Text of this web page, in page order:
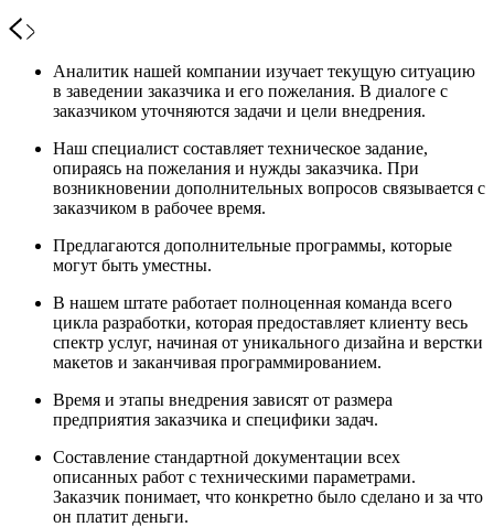
Аналитик нашей компании изучает текущую ситуацию
в заведении заказчика и его пожелания. В диалоге с
заказчиком уточняются задачи и цели внедрения.
Наш специалист составляет техническое задание,
опираясь на пожелания и нужды заказчика. При
возникновении дополнительных вопросов связывается с
заказчиком в рабочее время.
Предлагаются дополнительные программы, которые
могут быть уместны.
В нашем штате работает полноценная команда всего
цикла разработки, которая предоставляет клиенту весь
спектр услуг, начиная от уникального дизайна и верстки
макетов и заканчивая программированием.
Время и этапы внедрения зависят от размера
предприятия заказчика и специфики задач.
Составление стандартной документации всех
описанных работ с техническими параметрами.
Заказчик понимает, что конкретно было сделано и за что
он платит деньги.